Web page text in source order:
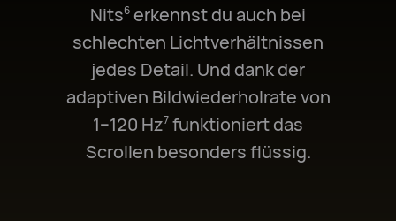
Nits⁠6 erkennst du auch bei
schlechten Lichtverhältnissen
jedes Detail. Und dank der
adaptiven Bildwiederholrate von
1–120 Hz⁠7 funktioniert das
Scrollen besonders flüssig.